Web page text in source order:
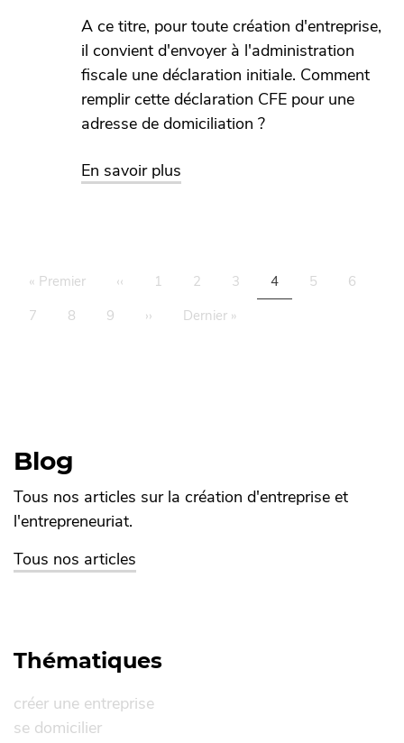
A ce titre, pour toute création d'entreprise,
il convient d'envoyer à l'administration
fiscale une déclaration initiale. Comment
remplir cette déclaration CFE pour une
adresse de domiciliation ?
En savoir plus
Pagination
Première page
« Premier Page précédente
‹‹ Page
1 Page
2 Page
3 Page courante
4 Page
5 Page
6
Page
7 Page
8 Page
9 Page suivante
›› Dernière page
Dernier »
Blog
Tous nos articles sur la création d'entreprise et
l'entrepreneuriat.
Tous nos articles
Thématiques
créer une entreprise
se domicilier